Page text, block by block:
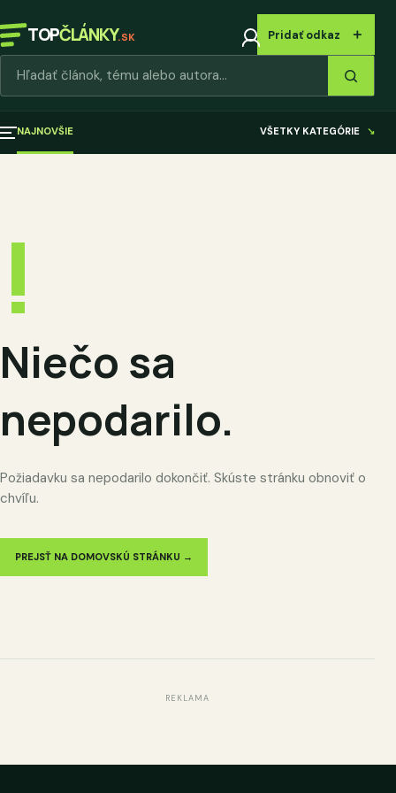
TOPČLÁNKY.SK Pridať odkaz ＋
NAJNOVŠIE VŠETKY KATEGÓRIE ↘
!
Niečo sa
nepodarilo.
Požiadavku sa nepodarilo dokončiť. Skúste stránku obnoviť o
chvíľu.
PREJSŤ NA DOMOVSKÚ STRÁNKU →
REKLAMA